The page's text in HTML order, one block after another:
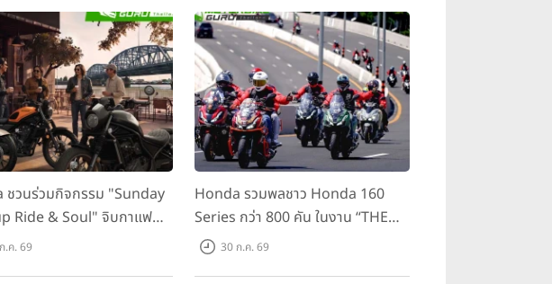
ชวนร่วมกิจกรรม "Sunday
Ride & Soul" จิบกาแฟ
กเปลี่ยนเรื่องราว และขับขี่
.ค. 69
Honda รวมพลชาว Honda 160
Series กว่า 800 คัน ในงาน “THE
ONE-SIXTI-ER ตัวจริง 160 RIDE
30 ก.ค. 69